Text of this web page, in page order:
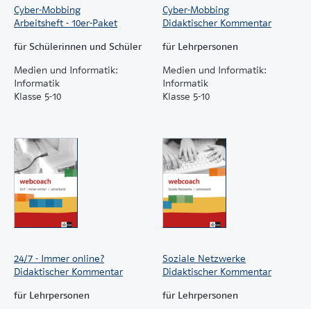
Cyber-Mobbing
Arbeitsheft - 10er-Paket
für Schülerinnen und Schüler
Medien und Informatik:
Informatik
Klasse 5-10
Cyber-Mobbing
Didaktischer Kommentar
für Lehrpersonen
Medien und Informatik:
Informatik
Klasse 5-10
24/7 - Immer online?
Didaktischer Kommentar
für Lehrpersonen
Soziale Netzwerke
Didaktischer Kommentar
für Lehrpersonen